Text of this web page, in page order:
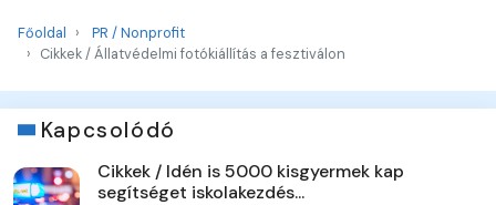
Főoldal
PR / Nonprofit
Cikkek / Állatvédelmi fotókiállítás a fesztiválon
Kapcsolódó
Cikkek / Idén is 5000 kisgyermek kap
segítséget iskolakezdés...